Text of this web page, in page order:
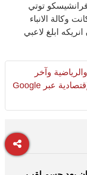
توتي
وكالة الانباء
ابلغ لاعبي
وآخر
المستجدات السياسية والإقتصادية عبر Google